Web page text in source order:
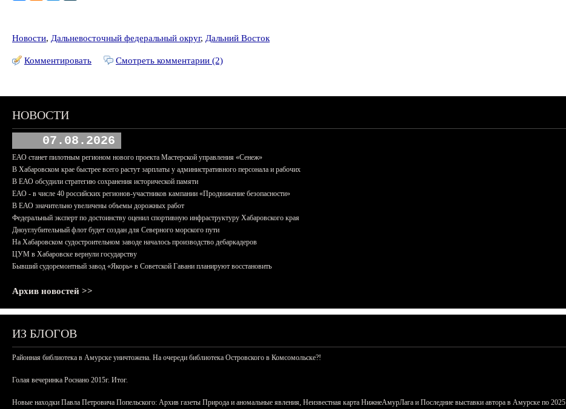
Новости, Дальневосточный федеральный округ, Дальний Восток
Комментировать Смотреть комментарии (2)
НОВОСТИ
07.08.2026
ЕАО станет пилотным регионом нового проекта Мастерской управления «Сенеж»
В Хабаровском крае быстрее всего растут зарплаты у административного персонала и рабочих
В ЕАО обсудили стратегию сохранения исторической памяти
ЕАО - в числе 40 российских регионов-участников кампании «Продвижение безопасности»
В ЕАО значительно увеличены объемы дорожных работ
Федеральный эксперт по достоинству оценил спортивную инфраструктуру Хабаровского края
Дноуглубительный флот будет создан для Северного морского пути
На Хабаровском судостроительном заводе началось производство дебаркадеров
ЦУМ в Хабаровске вернули государству
Бывший судоремонтный завод «Якорь» в Советской Гавани планируют восстановить
Архив новостей >>
ИЗ БЛОГОВ
Районная библиотека в Амурске уничтожена. На очереди библиотека Островского в Комсомольске?!
Голая вечеринка Роснано 2015г. Итог.
Новые находки Павла Петровича Попельского: Архив газеты Природа и аномальные явления, Неизвестная карта НижнеАмурЛага и Последние выставки автора в Амурске по 2025